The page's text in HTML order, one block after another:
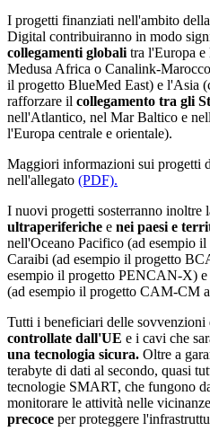
I progetti finanziati nell'ambito
Digital contribuiranno in modo
collegamenti globali tra l'Europa
Medusa Africa o Canalink-
il progetto BlueMed East) e l'Asia
rafforzare il collegamento tra gli
nell'Atlantico, nel Mar Baltico e
l'Europa centrale e orientale).
Maggiori informazioni sui progetti
nell'allegato (PDF).
I nuovi progetti sosterranno inoltre
ultraperiferiche e nei paesi e
nell'Oceano Pacifico (ad esempio
Caraibi (ad esempio il progetto
esempio il progetto PENCAN-X)
(ad esempio il progetto CAM-CM
Tutti i beneficiari delle
controllate dall'UE e i cavi che
una tecnologia sicura. Oltre a
terabyte di dati al secondo, quasi
tecnologie SMART, che fungono
monitorare le attività nelle
precoce per proteggere